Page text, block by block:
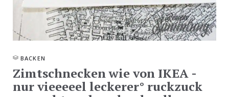
BACKEN
Zimtschnecken wie von IKEA -
nur vieeeeel leckerer° ruckzuck